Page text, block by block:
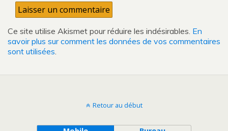
Ce site utilise Akismet pour réduire les indésirables. En
savoir plus sur comment les données de vos commentaires
sont utilisées.
Retour au début